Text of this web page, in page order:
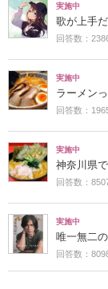
実施中
歌が上手
回答数：
実施中
ラーメン
回答数：
実施中
神奈川県
回答数：
実施中
唯一無二
回答数：